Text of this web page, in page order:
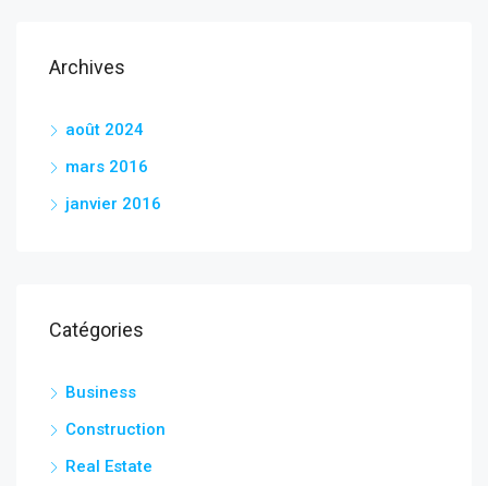
Archives
août 2024
mars 2016
janvier 2016
Catégories
Business
Construction
Real Estate